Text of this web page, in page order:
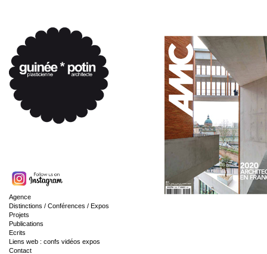
Agence
Distinctions / Conférences / Expos
Projets
Publications
Ecrits
Liens web : confs vidéos expos
Contact